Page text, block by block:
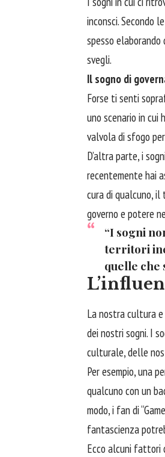
inconsci. Secondo
spesso
svegli.
Il sogno di
Forse ti senti
uno scenario in
valvola di sfogo
D’altra parte, i
recentemente hai
cura di qualcuno,
governo e potere
“I sogni
territori
quelle che
La nostra cultura
dei nostri sogni. I
culturale, delle
Per esempio, una
qualcuno con un
modo, i fan di
fantascienza
Ecco alcuni fattori